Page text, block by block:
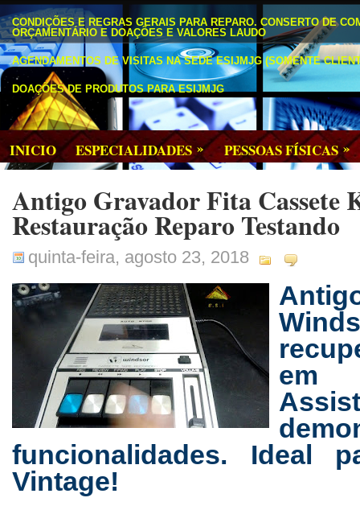
CONDIÇÕES E REGRAS GERAIS PARA REPARO. CONSERTO DE
ORÇAMENTÁRIO E DOAÇÕES E VALORES LAUDO
AGENDAMENTOS DE VISITAS NA SEDE ESIJMJG (SOMENTE
DOAÇÕES DE PRODUTOS PARA ESIJMJG
INICIO ESPECIALIDADES » PESSOAS FÍSICAS »
Antigo Gravador Fita Cassete
Restauração Reparo Testando
quinta-feira, agosto 23, 2018
em
funcionalidades. Ideal
Vintage!